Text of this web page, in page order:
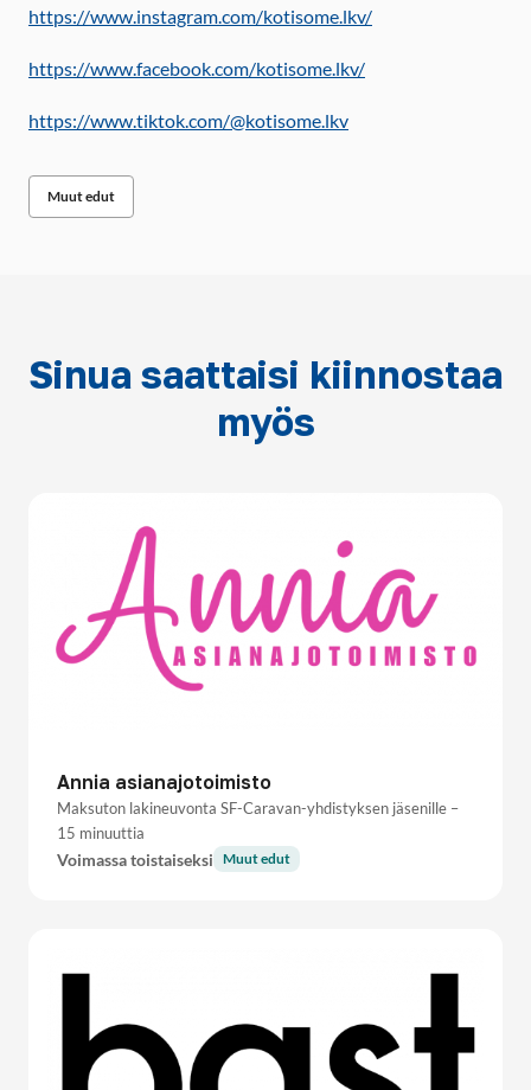
https://www.instagram.com/kotisome.lkv/
https://www.facebook.com/kotisome.lkv/
https://www.tiktok.com/@kotisome.lkv
Muut edut
Sinua saattaisi kiinnostaa
myös
Annia asianajotoimisto
Maksuton lakineuvonta SF-Caravan-yhdistyksen jäsenille –
15 minuuttia
Voimassa toistaiseksi Muut edut